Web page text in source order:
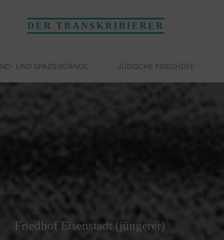
DER TRANSKRIBIERER
UND SPAZIERGÄNGE JÜDISCHE FRIEDHÖFE
Friedhof Eisenstadt (jüngerer)